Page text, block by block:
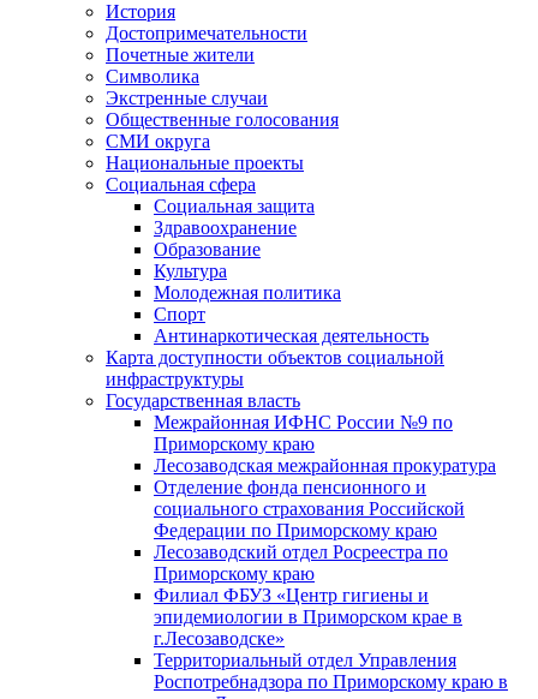
История
Достопримечательности
Почетные жители
Символика
Экстренные случаи
Общественные голосования
СМИ округа
Национальные проекты
Социальная сфера
Социальная защита
Здравоохранение
Образование
Культура
Молодежная политика
Спорт
Антинаркотическая деятельность
Карта доступности объектов социальной
инфраструктуры
Государственная власть
Межрайонная ИФНС России №9 по
Приморскому краю
Лесозаводская межрайонная прокуратура
Отделение фонда пенсионного и
социального страхования Российской
Федерации по Приморскому краю
Лесозаводский отдел Росреестра по
Приморскому краю
Филиал ФБУЗ «Центр гигиены и
эпидемиологии в Приморском крае в
г.Лесозаводске»
Территориальный отдел Управления
Роспотребнадзора по Приморскому краю в